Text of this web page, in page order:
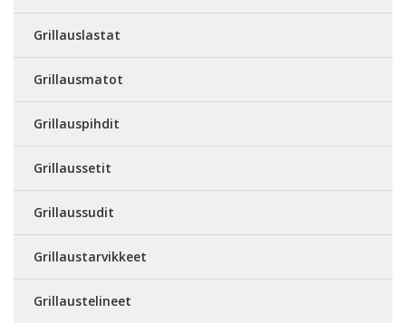
Grillauslastat
Grillausmatot
Grillauspihdit
Grillaussetit
Grillaussudit
Grillaustarvikkeet
Grillaustelineet